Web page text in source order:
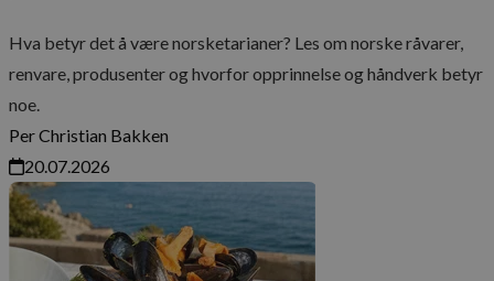
Hva betyr det å være norsketarianer? Les om norske råvarer,
renvare, produsenter og hvorfor opprinnelse og håndverk betyr
noe.
Per Christian Bakken
20.07.2026